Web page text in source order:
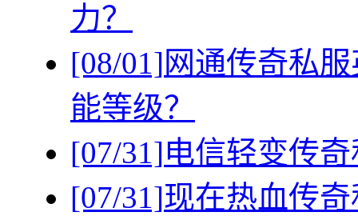
力？
[08/01]网通传奇私
能等级？
[07/31]电信轻变传
[07/31]现在热血传